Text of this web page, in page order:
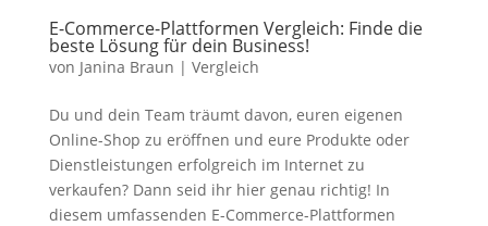
E-Commerce-Plattformen Vergleich: Finde die
beste Lösung für dein Business!
von Janina Braun | Vergleich
Du und dein Team träumt davon, euren eigenen
Online-Shop zu eröffnen und eure Produkte oder
Dienstleistungen erfolgreich im Internet zu
verkaufen? Dann seid ihr hier genau richtig! In
diesem umfassenden E-Commerce-Plattformen